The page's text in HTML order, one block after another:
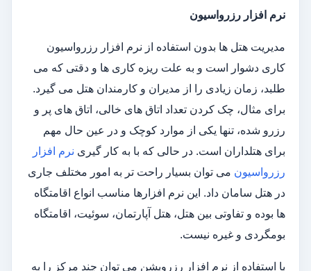
نرم افزار رزرواسیون
مدیریت هتل ها بدون استفاده از نرم افزار رزرواسیون
کاری دشوار است و به علت ریزه کاری ها و دقتی که می
طلبد، زمان زیادی را از مدیران و کارمندان هتل می گیرد.
برای مثال، چک کردن تعداد اتاق های خالی، اتاق های پر و
رزرو شده، تنها یکی از موارد کوچک و در عین حال مهم
برای هتلداران است. در حالی که با به کار گیری نرم افزار
رزرواسیون می توان بسیار راحت تر به امور مختلف جاری
در هتل سامان داد. این نرم افزارها مناسب انواع اقامتگاه
ها بوده و تفاوتی بین هتل، هتل آپارتمان، سوئیت، اقامتگاه
بومگردی و غیره نیست.
با استفاده از نرم افزار رزرویشن می توان چند مرکز را به